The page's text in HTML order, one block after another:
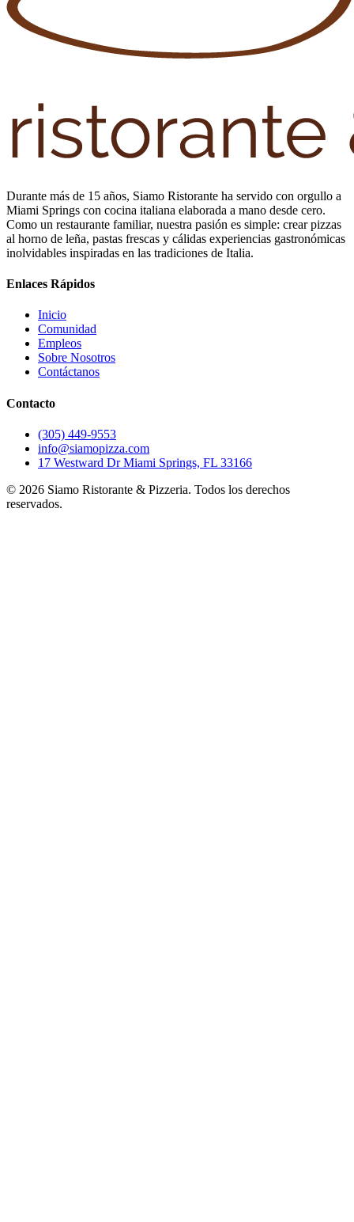
Durante más de 15 años, Siamo Ristorante ha servido con orgullo a
Miami Springs con cocina italiana elaborada a mano desde cero.
Como un restaurante familiar, nuestra pasión es simple: crear pizzas
al horno de leña, pastas frescas y cálidas experiencias gastronómicas
inolvidables inspiradas en las tradiciones de Italia.
Enlaces Rápidos
Inicio
Comunidad
Empleos
Sobre Nosotros
Contáctanos
Contacto
(305) 449-9553
info@siamopizza.com
17 Westward Dr Miami Springs, FL 33166
© 2026 Siamo Ristorante & Pizzeria. Todos los derechos
reservados.